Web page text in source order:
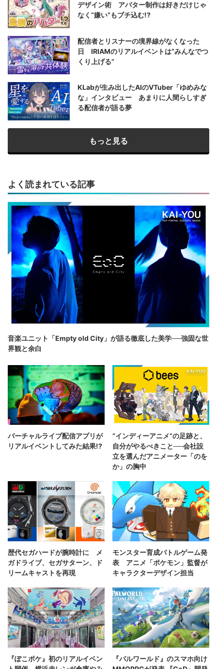
デザイン術 アバター制作は好きだけじゃ
なく“嫌い”もブチ込む!?
配信者とリスナーの境界線がなくなった
日 IRIAMのリアルイベントは“みんなでつ
くり上げる”
KLabが生み出したAIのVTuber「ゆめみな
な」インタビュー あまりに人間らしすぎ
る配信者が語る夢
もっと見る
よく読まれている記事
音楽ユニット「Empty old City」が語る徹底した美学──強固な世
界観と余白
バーチャルライブ配信アプリが
リアルイベントしてみた結果!?
“インディーアニメ“の足跡と、
自分がやるべきこと──会社設
立を選んだアニメーター「のを
か」の胸中
歴代セガハードが腕時計に メ
ガドライブ、セガサターン、ド
リームキャストを再現
モンスター育成バトルゲーム発
表 アニメ「ポケモン」監督が
キャラクターデザイン担当
『ぽこポケ』初のリアルイベン
『パルワールド』のスマホ向け